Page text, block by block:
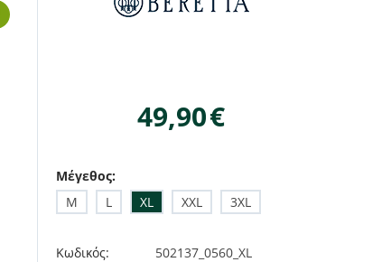
49,90€
Μέγεθος:
M
L XL XXL 3XL
Κωδικός:
502137_0560_XL